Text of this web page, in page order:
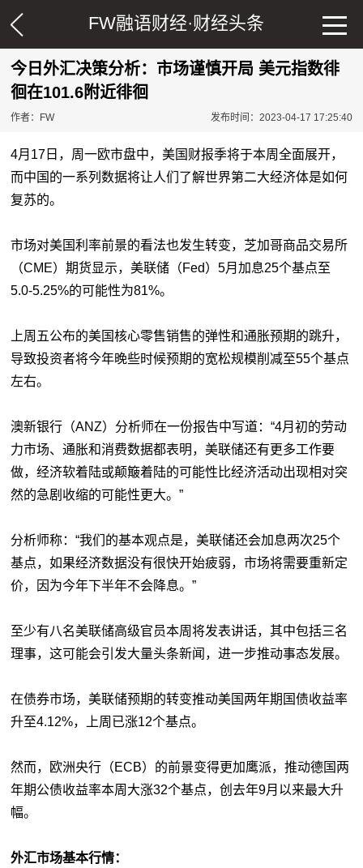
FW融语财经·财经头条
今日外汇决策分析：市场谨慎开局 美元指数徘
徊在101.6附近徘徊
作者：FW 发布时间：2023-04-17 17:25:40
4月17日，周一欧市盘中，美国财报季将于本周全面展开，
而中国的一系列数据将让人们了解世界第二大经济体是如何
复苏的。
市场对美国利率前景的看法也发生转变，芝加哥商品交易所
（CME）期货显示，美联储（Fed）5月加息25个基点至
5.0-5.25%的可能性为81%。
上周五公布的美国核心零售销售的弹性和通胀预期的跳升，
导致投资者将今年晚些时候预期的宽松规模削减至55个基点
左右。
澳新银行（ANZ）分析师在一份报告中写道：“4月初的劳动
力市场、通胀和消费数据都表明，美联储还有更多工作要
做，经济软着陆或颠簸着陆的可能性比经济活动出现相对突
然的急剧收缩的可能性更大。”
分析师称：“我们的基本观点是，美联储还会加息两次25个
基点，如果经济数据没有很快开始疲弱，市场将需要重新定
价，因为今年下半年不会降息。”
至少有八名美联储高级官员本周将发表讲话，其中包括三名
理事，这可能会引发大量头条新闻，进一步推动事态发展。
在债券市场，美联储预期的转变推动美国两年期国债收益率
升至4.12%，上周已涨12个基点。
然而，欧洲央行（ECB）的前景变得更加鹰派，推动德国两
年期公债收益率本周大涨32个基点，创去年9月以来最大升
幅。
外汇市场基本行情：